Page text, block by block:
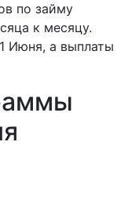
по займу
к месяцу.
Июня, а выплаты